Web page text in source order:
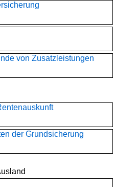
von Zusatzleistungen
der Grundsicherung